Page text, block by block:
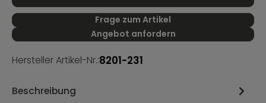
Frage zum Artikel
Angebot anfordern
Hersteller Artikel-Nr.:8201-231
Beschreibung